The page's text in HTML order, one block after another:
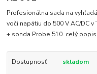
Profesionálna sada na
voči napätiu do 500 V AC/DC
+ sonda Probe 510. celý popis
Dostupnosť skladom